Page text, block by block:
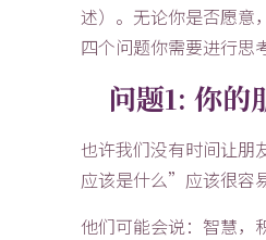
述）。无论你是否愿意
四个问题你需要进行思
问题1: 你的
也许我们没有时间让朋
应该是什么”应该很容
他们可能会说：智慧，